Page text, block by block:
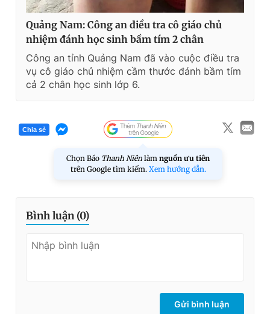
Quảng Nam: Công an điều tra cô giáo chủ
nhiệm đánh học sinh bầm tím 2 chân
Công an tỉnh Quảng Nam đã vào cuộc điều tra
vụ cô giáo chủ nhiệm cầm thước đánh bầm tím
cả 2 chân học sinh lớp 6.
Chia sẻ
Chọn Báo Thanh Niên làm nguồn ưu tiên
trên Google tìm kiếm. Xem hướng dẫn.
Bình luận (0)
Gửi bình luận